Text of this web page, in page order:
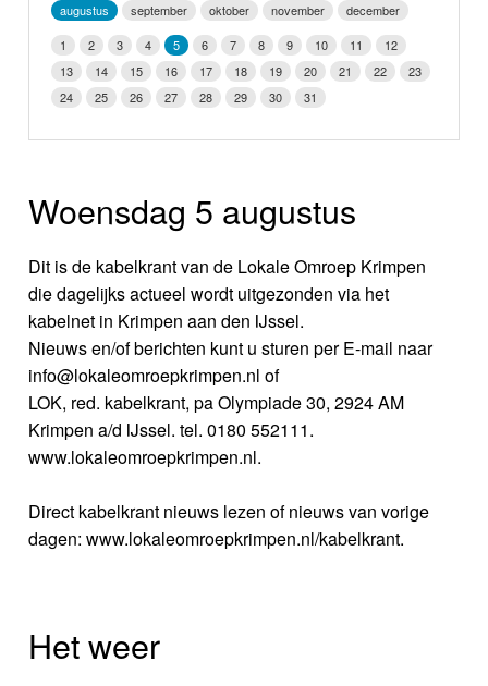
Info
augustus
september oktober november
december
1
2 3 4 5 6 7 8 9 10 11
12
13
14 15 16 17 18 19 20 21 22
23
24
25 26 27 28 29 30 31
Woensdag 5 augustus
Dit is de kabelkrant van de Lokale Omroep Krimpen
die dagelijks actueel wordt uitgezonden via het
kabelnet in Krimpen aan den IJssel.
Nieuws en/of berichten kunt u sturen per E-mail naar
info@lokaleomroepkrimpen.nl of
LOK, red. kabelkrant, pa Olympiade 30, 2924 AM
Krimpen a/d IJssel. tel. 0180 552111.
www.lokaleomroepkrimpen.nl.
Direct kabelkrant nieuws lezen of nieuws van vorige
dagen: www.lokaleomroepkrimpen.nl/kabelkrant.
Het weer